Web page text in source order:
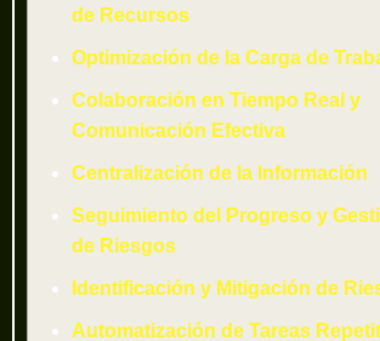
de Recursos
Optimización de la Carga de
Colaboración en Tiempo Real y
Comunicación Efectiva
Centralización de la Información
Seguimiento del Progreso y
de Riesgos
Identificación y Mitigación de
Automatización de Tareas